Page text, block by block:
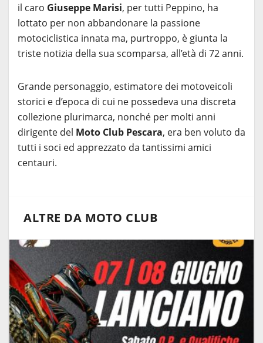
il caro Giuseppe Marisi, per tutti Peppino, ha
lottato per non abbandonare la passione
motociclistica innata ma, purtroppo, è giunta la
triste notizia della sua scomparsa, all’età di 72 anni.
Grande personaggio, estimatore dei motoveicoli
storici e d’epoca di cui ne possedeva una discreta
collezione plurimarca, nonché per molti anni
dirigente del Moto Club Pescara, era ben voluto da
tutti i soci ed apprezzato da tantissimi amici
centauri.
ALTRE DA MOTO CLUB